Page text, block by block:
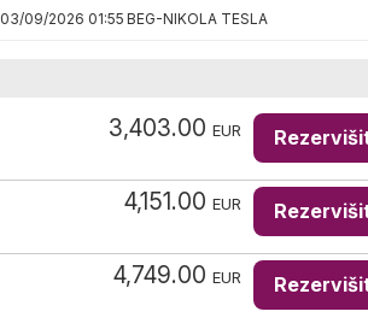
03/09/2026 01:55 BEG-NIKOLA TESLA
3,403.00 EUR
4,151.00 EUR
4,749.00 EUR